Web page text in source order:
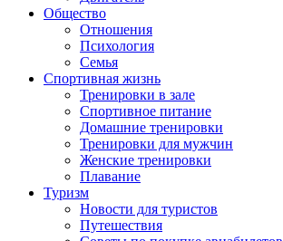
Общество
Отношения
Психология
Семья
Спортивная жизнь
Тренировки в зале
Спортивное питание
Домашние тренировки
Тренировки для мужчин
Женские тренировки
Плавание
Туризм
Новости для туристов
Путешествия